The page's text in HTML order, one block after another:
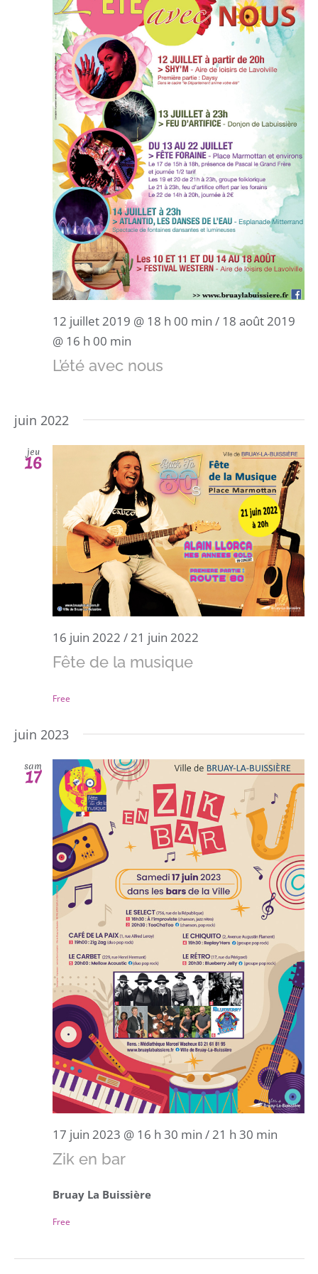
12 juillet 2019 @ 18 h 00 min / 18 août 2019
@ 16 h 00 min
L’été avec nous
juin 2022
jeu
16
16 juin 2022 /21 juin 2022
Fête de la musique
Free
juin 2023
sam
17
17 juin 2023 @ 16 h 30 min /21 h 30 min
Zik en bar
Bruay La Buissière
Free